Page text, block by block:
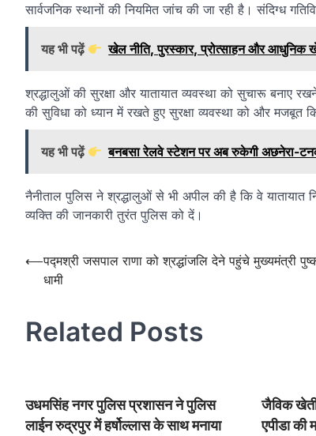
सार्वजनिक स्थानों की नियमित जांच की जा रही है। संदिग्ध
यह भी पढ़ें खेल नीति, पुरस्कार, प्रोत्साहन और आधुनिक
श्रद्धालुओं की सुरक्षा और यातायात व्यवस्था को सुचारू बनाए
की सुविधा को ध्यान में रखते हुए सुरक्षा व्यवस्था को और मजबूत
यह भी पढ़ें बनबसा रेलवे स्टेशन पर अब रुकेगी अछनेरा-
नैनीताल पुलिस ने श्रद्धालुओं से भी अपील की है कि वे यातायात
व्यक्ति की जानकारी तुरंत पुलिस को दें।
Post
navigation
⟵पद्मश्री जसपाल राणा को श्रद्धांजलि देने पहुंचे मुख्यमंत्री
धामी
Related Posts
उधमसिंह नगर पुलिस प्रशासन ने पुलिस
लाईन रुद्रपुर में हर्षोल्लास के साथ मनाया
जैविक
एपीडा की